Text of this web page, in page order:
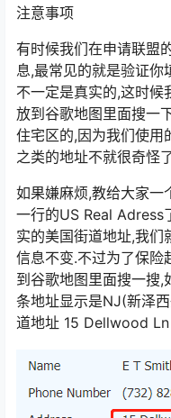
注意事项
有时候我们在申请联盟
息,最常见的就是验证你
不一定是真实的,这时候
放到谷歌地图里面搜一
住宅区的,因为我们使用
之类的地址不就很奇怪
如果嫌麻烦,教给大家一
一行的US Real Adress
实的美国街道地址,我们
信息不变.不过为了保险
到谷歌地图里面搜一搜,
条地址显示是NJ(新泽
道地址 15 Dellwood Ln